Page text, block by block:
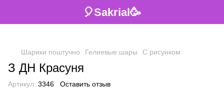
🎈Sakrial🥳
Шарики поштучно Гелиевые шары С рисунком
З ДН Красуня
Артикул: 3346 Оставить отзыв